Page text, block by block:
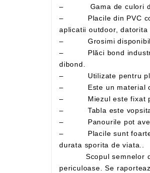
– Placile din PVC compact industrial au suprafata dura si lucioasa. Se recomanda folosirea acestor placi atat pentru aplicatii indoor, cat si pentru
– Grosimi disponibile
– Plăci bond industrial uv pentru semne si indicatoare – plăci sandwich aluminiu cunoscute si sub denumirile comerciale de alucobond, alubond si
dibond.
– Utilizate pentru
– Miezul este fixat
– Tabla este vopsita in
– Panourile pot avea
– Placile sunt foarte usor de prelucrat, putand fi personalizate prin laminare, serigrafiere, tipar digital si lacuire, fiind usor de intretinut si avand o
durata sporita de viata..
periculoase. Se raportează atât comportamente care ar putea da naștere la o situație de urgență, cât și elemente